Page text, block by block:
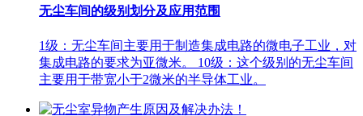
无尘车间的级别划分及应用范围
1级：无尘车间主要用于制造集成电路的微电子工业，对
集成电路的要求为亚微米。 10级：这个级别的无尘车间
主要用于带宽小于2微米的半导体工业。